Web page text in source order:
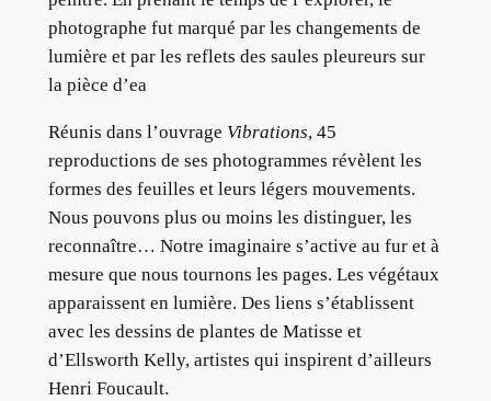
photographe fut marqué par les changements de
lumière et par les reflets des saules pleureurs sur
la pièce d’ea
Réunis dans l’ouvrage Vibrations, 45
reproductions de ses photogrammes révèlent les
formes des feuilles et leurs légers mouvements.
Nous pouvons plus ou moins les distinguer, les
reconnaître… Notre imaginaire s’active au fur et à
mesure que nous tournons les pages. Les végétaux
apparaissent en lumière. Des liens s’établissent
avec les dessins de plantes de Matisse et
d’Ellsworth Kelly, artistes qui inspirent d’ailleurs
Henri Foucault.